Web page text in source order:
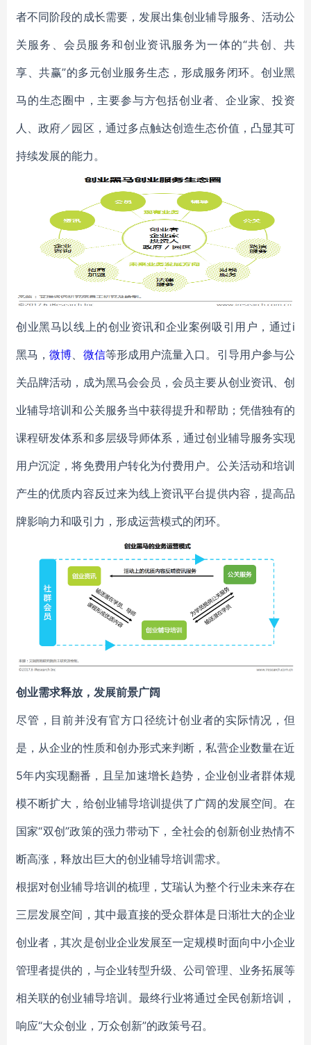
者不同阶段的成长需要，发展出集创业辅导服务、活动公
关服务、会员服务和创业资讯服务为一体的“共创、共
享、共赢”的多元创业服务生态，形成服务闭环。创业黑
马的生态圈中，主要参与方包括创业者、企业家、投资
人、政府／园区，通过多点触达创造生态价值，凸显其可
持续发展的能力。
创业黑马以线上的创业资讯和企业案例吸引用户，通过i
黑马，微博、 微信等形成用户流量入口。引导用户参与公
关品牌活动，成为黑马会会员，会员主要从创业资讯、创
业辅导培训和公关服务当中获得提升和帮助；凭借独有的
课程研发体系和多层级导师体系，通过创业辅导服务实现
用户沉淀，将免费用户转化为付费用户。公关活动和培训
产生的优质内容反过来为线上资讯平台提供内容，提高品
牌影响力和吸引力，形成运营模式的闭环。
创业需求释放，发展前景广阔
尽管，目前并没有官方口径统计创业者的实际情况，但
是，从企业的性质和创办形式来判断，私营企业数量在近
5年内实现翻番，且呈加速增长趋势，企业创业者群体规
模不断扩大，给创业辅导培训提供了广阔的发展空间。在
国家“双创”政策的强力带动下，全社会的创新创业热情不
断高涨，释放出巨大的创业辅导培训需求。
根据对创业辅导培训的梳理，艾瑞认为整个行业未来存在
三层发展空间，其中最直接的受众群体是日渐壮大的企业
创业者，其次是创业企业发展至一定规模时面向中小企业
管理者提供的，与企业转型升级、公司管理、业务拓展等
相关联的创业辅导培训。最终行业将通过全民创新培训，
响应“大众创业，万众创新”的政策号召。